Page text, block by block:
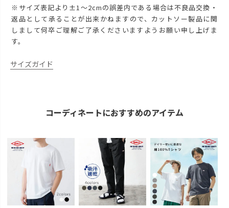
※サイズ表記より±1～2cmの誤差内である場合は不良品交換・
返品として承ることが出来かねますので、カットソー製品に関
しまして何卒ご理解ご了承くださいますようお願い申し上げま
す。
サイズガイド
コーディネートにおすすめのアイテム